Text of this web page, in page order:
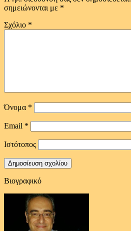
σημειώνονται με *
Σχόλιο *
Όνομα *
Email *
Ιστότοπος
Βιογραφικό